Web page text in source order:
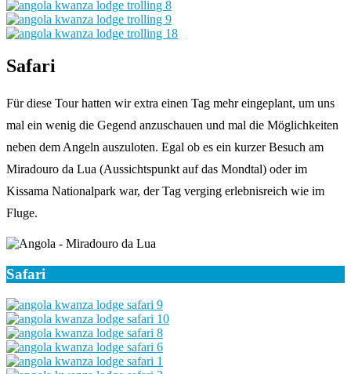
Safari
Für diese Tour hatten wir extra einen Tag mehr eingeplant, um uns
mal ein wenig die Gegend anzuschauen und mal die Möglichkeiten
neben dem Angeln auszuloten. Egal ob es ein kurzer Besuch am
Miradouro da Lua (Aussichtspunkt auf das Mondtal) oder im
Kissama Nationalpark war, der Tag verging erlebnisreich wie im
Fluge.
Safari